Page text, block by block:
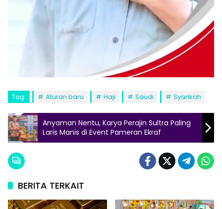
Tag: Aturan baru Haji Saudi Syarikah
Anyaman Nentu, Karya Perajin Sultra Paling
Laris Manis di Event Pameran Ekraf
BERITA TERKAIT